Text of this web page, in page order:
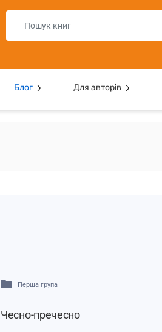
Блог Для авторів
Перша група
Чесно-пречесно